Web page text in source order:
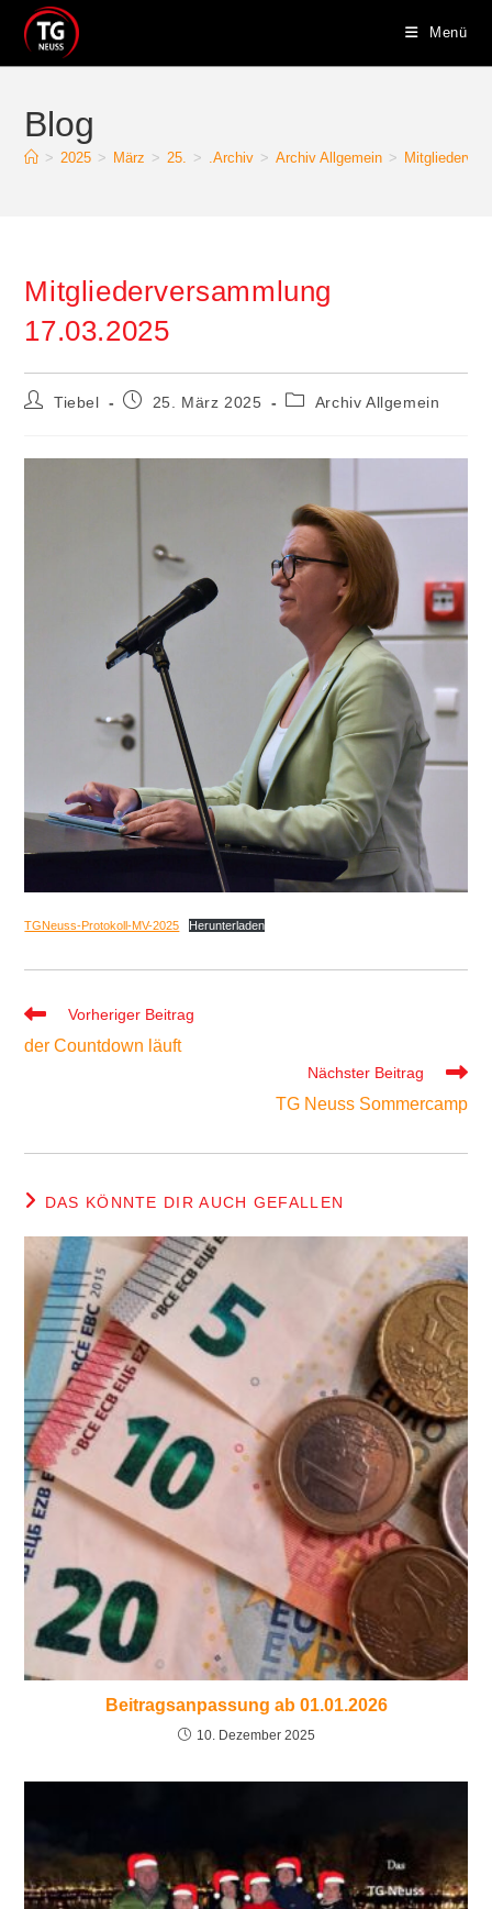
Inhalt
springen
Menü
Blog
> 2025 > März > 25. > .Archiv > Archiv Allgemein >
Mitgliederversammlung
17.03.2025
Beitrags-
Tiebel
Beitrag25. März 2025
Beitrags-
Archiv Allgemein
TGNeuss-Protokoll-MV-2025 Herunterladen
Weitere
ansehen
Vorheriger Beitrag
der Countdown läuft
Nächster Beitrag
TG Neuss Sommercamp
DAS KÖNNTE DIR AUCH GEFALLEN
Beitragsanpassung ab 01.01.2026
10. Dezember 2025